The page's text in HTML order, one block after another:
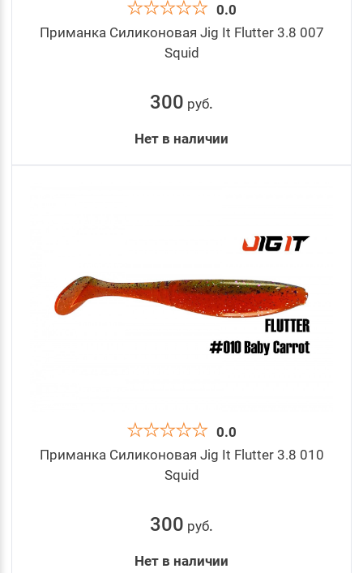
0.0
Приманка Силиконовая Jig It Flutter 3.8 007
Squid
300 руб.
Нет в наличии
0.0
Приманка Силиконовая Jig It Flutter 3.8 010
Squid
300 руб.
Нет в наличии